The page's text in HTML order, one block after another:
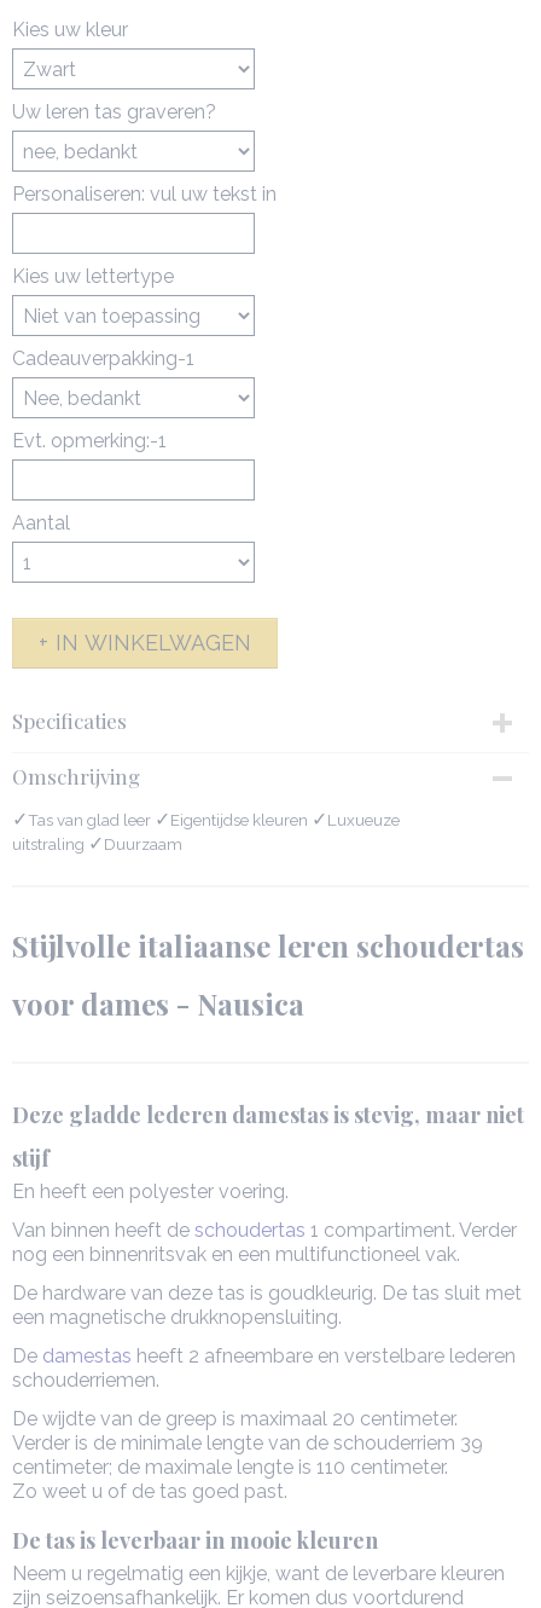
Kies uw kleur
Uw leren tas graveren?
Personaliseren: vul uw tekst in
Kies uw lettertype
Cadeauverpakking-1
Evt. opmerking:-1
Aantal
IN WINKELWAGEN
Specificaties
Productcode
189-2516
Afmetingen (l,b,h)
18 x 8,50 x 23,50 cm
Omschrijving
✓Tas van glad leer ✓Eigentijdse kleuren ✓Luxueuze
uitstraling ✓Duurzaam
Stijlvolle italiaanse leren schoudertas
voor dames - Nausica
Deze gladde lederen damestas is stevig, maar niet
stijf
En heeft een polyester voering.
Van binnen heeft de schoudertas 1 compartiment. Verder
nog een binnenritsvak en een multifunctioneel vak.
De hardware van deze tas is goudkleurig. De tas sluit met
een magnetische drukknopensluiting.
De damestas heeft 2 afneembare en verstelbare lederen
schouderriemen.
De wijdte van de greep is maximaal 20 centimeter.
Verder is de minimale lengte van de schouderriem 39
centimeter; de maximale lengte is 110 centimeter.
Zo weet u of de tas goed past.
De tas is leverbaar in mooie kleuren
Neem u regelmatig een kijkje, want de leverbare kleuren
zijn seizoensafhankelijk. Er komen dus voortdurend